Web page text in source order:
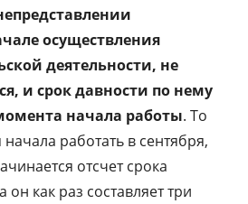
осуществления
деятельности, не
и срок давности по нему
начала работы. То
работать в сентября,
отсчет срока
он как раз составляет три